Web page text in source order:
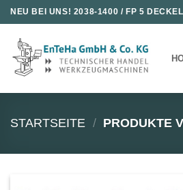
Zum
Inhalt
springen
NEU BEI UNS! 2038-1400 / FP 5 DECKEL
STARTSEITE / PRODUKTE